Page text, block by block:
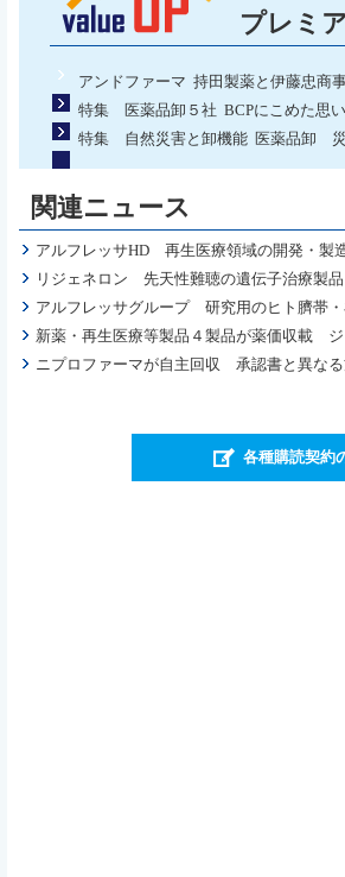
プレミ
アンドファーマ 持田製薬と伊藤忠商
特集 医薬品卸５社 BCPにこめた思い
特集 自然災害と卸機能 医薬品卸 災
関連ニュース
アルフレッサHD 再生医療領域の開発・製
リジェネロン 先天性難聴の遺伝子治療製
アルフレッサグループ 研究用のヒト臍帯
新薬・再生医療等製品４製品が薬価収載
ニプロファーマが自主回収 承認書と異な
各種購読契約